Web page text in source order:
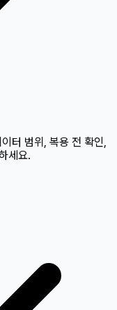
이터 범위, 복용 전 확인,
세요.